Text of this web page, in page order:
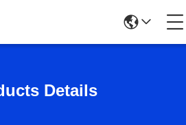
Details